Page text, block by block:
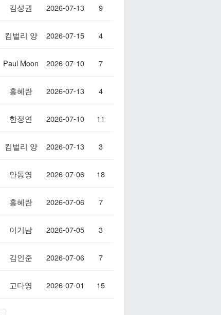
김성권 2026-07-13 9
킴벌리 양 2026-07-15 4
Paul Moon 2026-07-10 7
홍혜란 2026-07-13 4
한정연 2026-07-10 11
킴벌리 양 2026-07-13 3
안동영 2026-07-06 18
홍혜란 2026-07-06 7
이기남 2026-07-05 3
김인준 2026-07-06 7
고다영 2026-07-01 15